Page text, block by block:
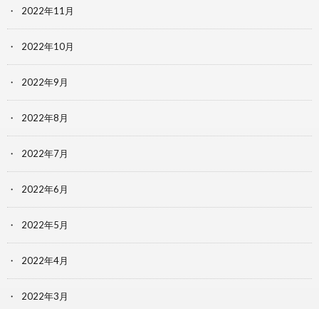
2022年11月
2022年10月
2022年9月
2022年8月
2022年7月
2022年6月
2022年5月
2022年4月
2022年3月